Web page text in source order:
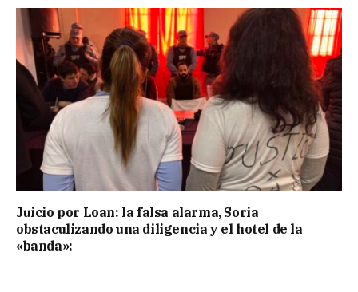
Juicio por Loan: la falsa alarma, Soria
obstaculizando una diligencia y el hotel de la
«banda»: